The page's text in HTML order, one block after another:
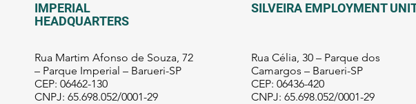
IMPERIAL
HEADQUARTERS
Rua Martim Afonso de Souza, 72
– Parque Imperial – Barueri-SP
CEP: 06462-130
CNPJ: 65.698.052/0001-29
SILVEIRA EMPLOYMENT
Rua Célia, 30 – Parque dos
Camargos – Barueri-SP
CEP: 06436-420
CNPJ: 65.698.052/0001-29